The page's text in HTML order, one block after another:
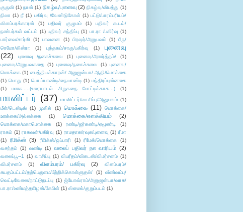
குருவி (1) நான் (1) நிகழ்வு/புனைவு (2) நிகழ்வு/விபத்து (1)
நிலா (1) நீ (1) பகிர்வு /வேண்டுகோள் (1) பட்டு/பாரம்பரியம்/
விளம்பரக்காரன்
(1) பதிவர் குழுமம் (1)
பதிவர் கூடல்/
நண்பர்கள் வட்டம் (1) பதிவர் சந்திப்பு (1) பா.ரா /பகிர்வு (1)
பார்வை/சார்லி
(1) பாவனை (1) பிரஷர்/அனுபவம் (1) பீரு/
ரெமோ/கிஸ்ரா
(1) புத்தகம்/சாரு/பகிர்வு (1)
புனைவு
(22)
புனைவு /நகைச்சுவை (1) புனைவு/அனர்த்தம்/
(1)
புனைவு/அனுபவகதை (1) புனைவு/நகைச்சுவை (1) புனைவு/
மொக்கை (1) பைத்தியக்காரன்/ அனுஜன்யா/ ஆதி/மொக்கை
(1) பொது (1) பொய்யாண்டி/நையாண்டி (1) மந்திரப்புன்னகை
(1)
மனசு.....(உரையாடல் சிறுகதை போட்டிக்காக...) (1)
மானிட்டர் (37) மானிட்டர்/வாசிப்பு/அனுபவம் (1)
மீள்/டெஸ்டிங் (1) முகில் (1) மொக்கை (11) மொக்கை/
ஊக்கை/அல்லக்கை
(1) மொக்கை/எளக்கியம் (2)
மொக்கை/மகாமொக்கை (1) ரண்டி/ஜர்கண்டி/ஏமூண்டி
(1)
ராகம் (1) ராகவன்/பகிர்வு (1) ராமதாசு/ரவுசு/புனைவு (1) ரீமா
(1)
ரீமிக்ஸ் (3) ரீமிக்ஸ்/ஒப்பாரி (1) ரீமேக்/மொக்கை
(1)
வசந்தம் (1) வண்டி (1) வலைப் பதிவர் நல வாரியம் (2)
வலைப்பூ--1 (1) வாசிப்பு (1) விபரீதம்/விகடன்/விமர்சனம் (1)
விமர்சனம்
(1) விளம்பரம்/ பகிர்வு (2)
விளம்பரம்/
சுயதம்பட்டம்/தற்பெருமை/பீற்றிக்கொள்ளுதல்/
(1) வீண்வம்பு/
வெட்டிவேலை/நாட்டுநடப்பு (1) ஜ்யோவ்ராம்/அனுஜன்யா/வாசு/
பா.ரா/உண்மத்தமிழன்/கேபிள் (1) ஸ்மைல்/குறும்படம் (1)